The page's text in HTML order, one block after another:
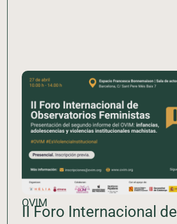
OVIM
II Foro Internacional de